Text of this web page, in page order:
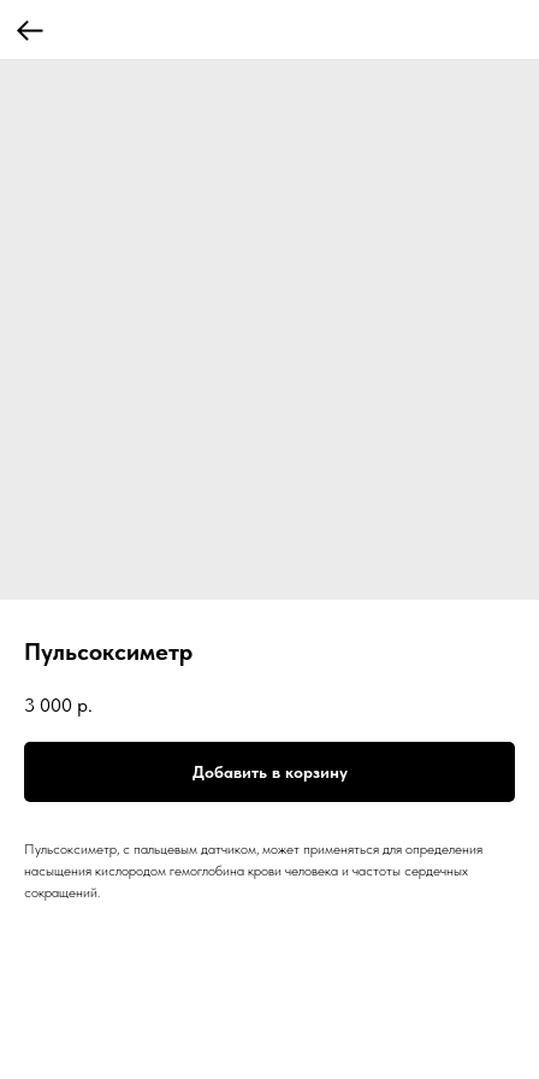
Пульсоксиметр
3 000 р.
Добавить в корзину
Пульсоксиметр, с пальцевым датчиком, может применяться для определения
насыщения кислородом гемоглобина крови человека и частоты сердечных
сокращений.